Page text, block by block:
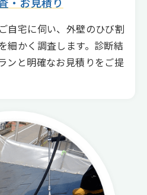
自宅に伺い、外壁のひび割
細かく調査します。診断結
ンと明確なお見積りをご提